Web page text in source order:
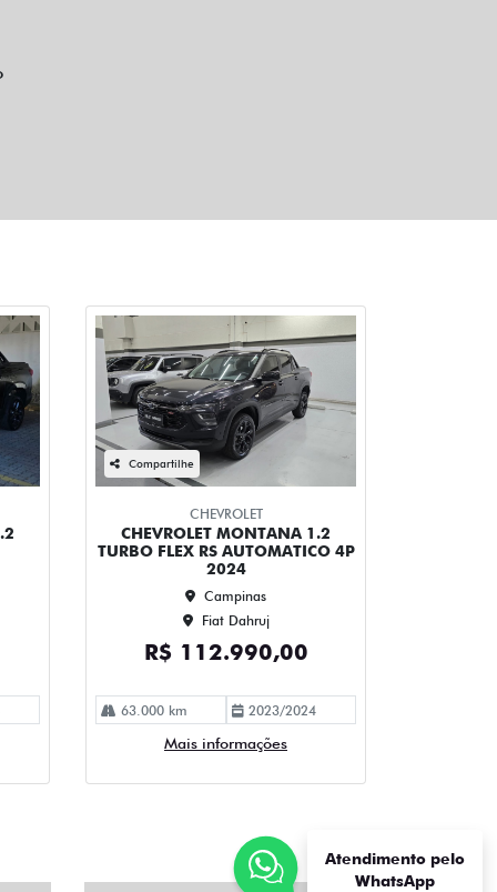
Compartilhe
CHEVROLET
CHEVROLET MONTANA 1.2
TURBO FLEX RS AUTOMATICO 4P
2024
Campinas
Fiat Dahruj
R$ 112.990,00
63.000 km 2023/2024
Mais informações
Atendimento pelo
WhatsApp